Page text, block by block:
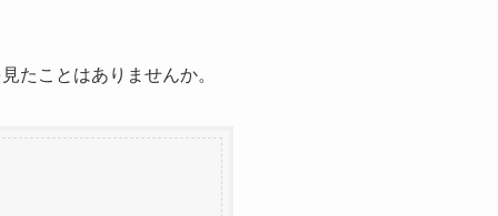
たことはありませんか。